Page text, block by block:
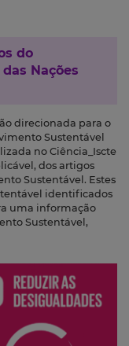
do
Nações
direcionada para o
Sustentável
no Ciência_Iscte
dos artigos
Sustentável. Estes
identificados
uma informação
Sustentável,